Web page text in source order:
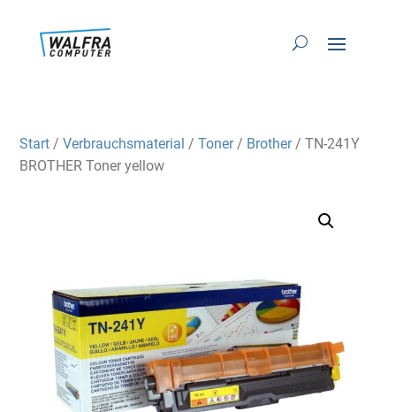
Start /Verbrauchsmaterial /Toner/ Brother/ TN-241Y
BROTHER Toner yellow